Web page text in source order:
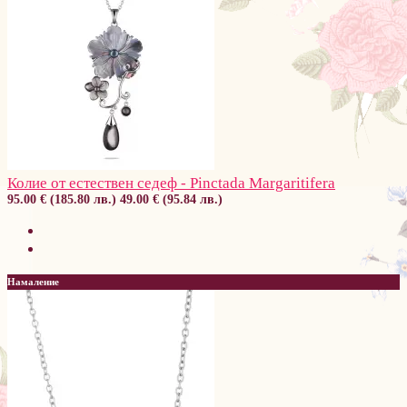
Колие от естествен седеф - Pinctada Margaritifera
95.00 € (185.80 лв.) 49.00 € (95.84 лв.)
Намаление